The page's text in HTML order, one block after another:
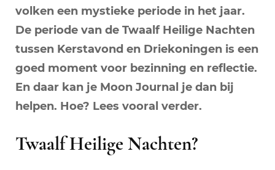
de
Twaalf
Heilige
Nachten
volken een mystieke periode in het jaar.
De periode van de Twaalf Heilige Nachten
tussen Kerstavond en Driekoningen is een
goed moment voor bezinning en reflectie.
En daar kan je Moon Journal je dan bij
helpen. Hoe? Lees vooral verder.
Twaalf Heilige Nachten?